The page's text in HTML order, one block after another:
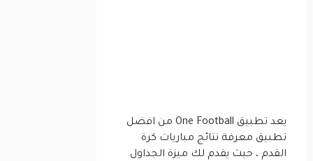
يعد تطبيق One Football من افضل
تطبيق معرفة نتائج مباريات كرة
القدم ، حيث يقدم لك ميزة الجداول